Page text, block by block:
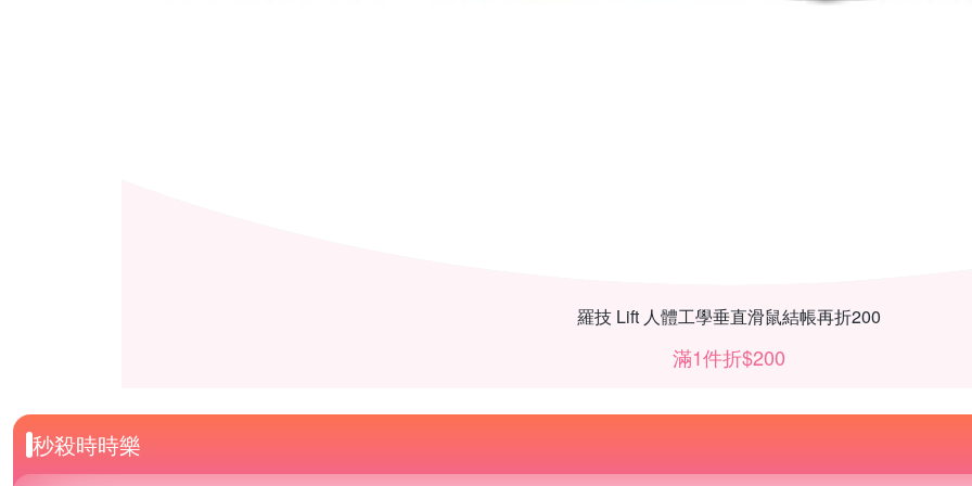
羅技 Lift 人體工學垂直滑鼠結帳再折200
滿1件折$200
秒殺時時樂